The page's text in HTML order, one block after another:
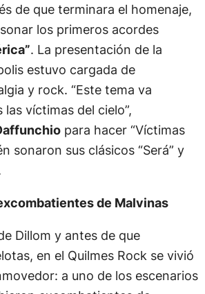
de que terminara el homenaje,
los primeros acordes
. La presentación de la
estuvo cargada de
y rock. “Este tema va
víctimas del cielo”,
para hacer “Víctimas
sonaron sus clásicos “Será” y
de Malvinas
Dillom y antes de que
en el Quilmes Rock se vivió
a uno de los escenarios